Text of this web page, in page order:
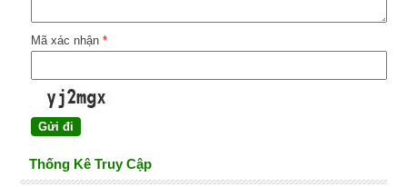
Mã xác nhận *
Thống Kê Truy Cập